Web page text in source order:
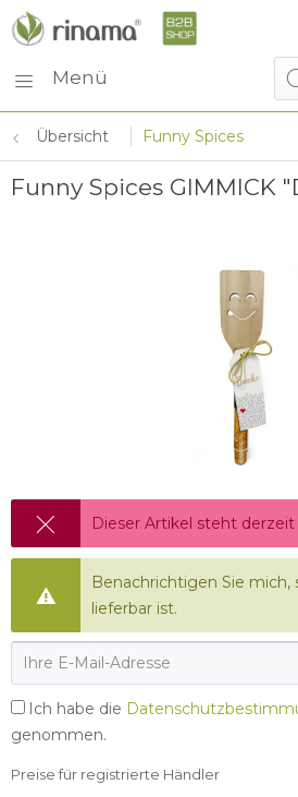
Menü
Übersicht Funny Spices
Funny Spices GIMMICK
Dieser Artikel steht
Benachrichtigen Sie mich,
lieferbar ist.
Ich habe die
genommen.
Preise für registrierte Händler